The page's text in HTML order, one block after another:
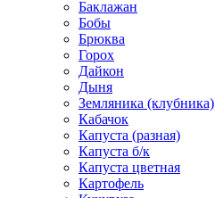
Баклажан
Бобы
Брюква
Горох
Дайкон
Дыня
Земляника (клубника)
Кабачок
Капуста (разная)
Капуста б/к
Капуста цветная
Картофель